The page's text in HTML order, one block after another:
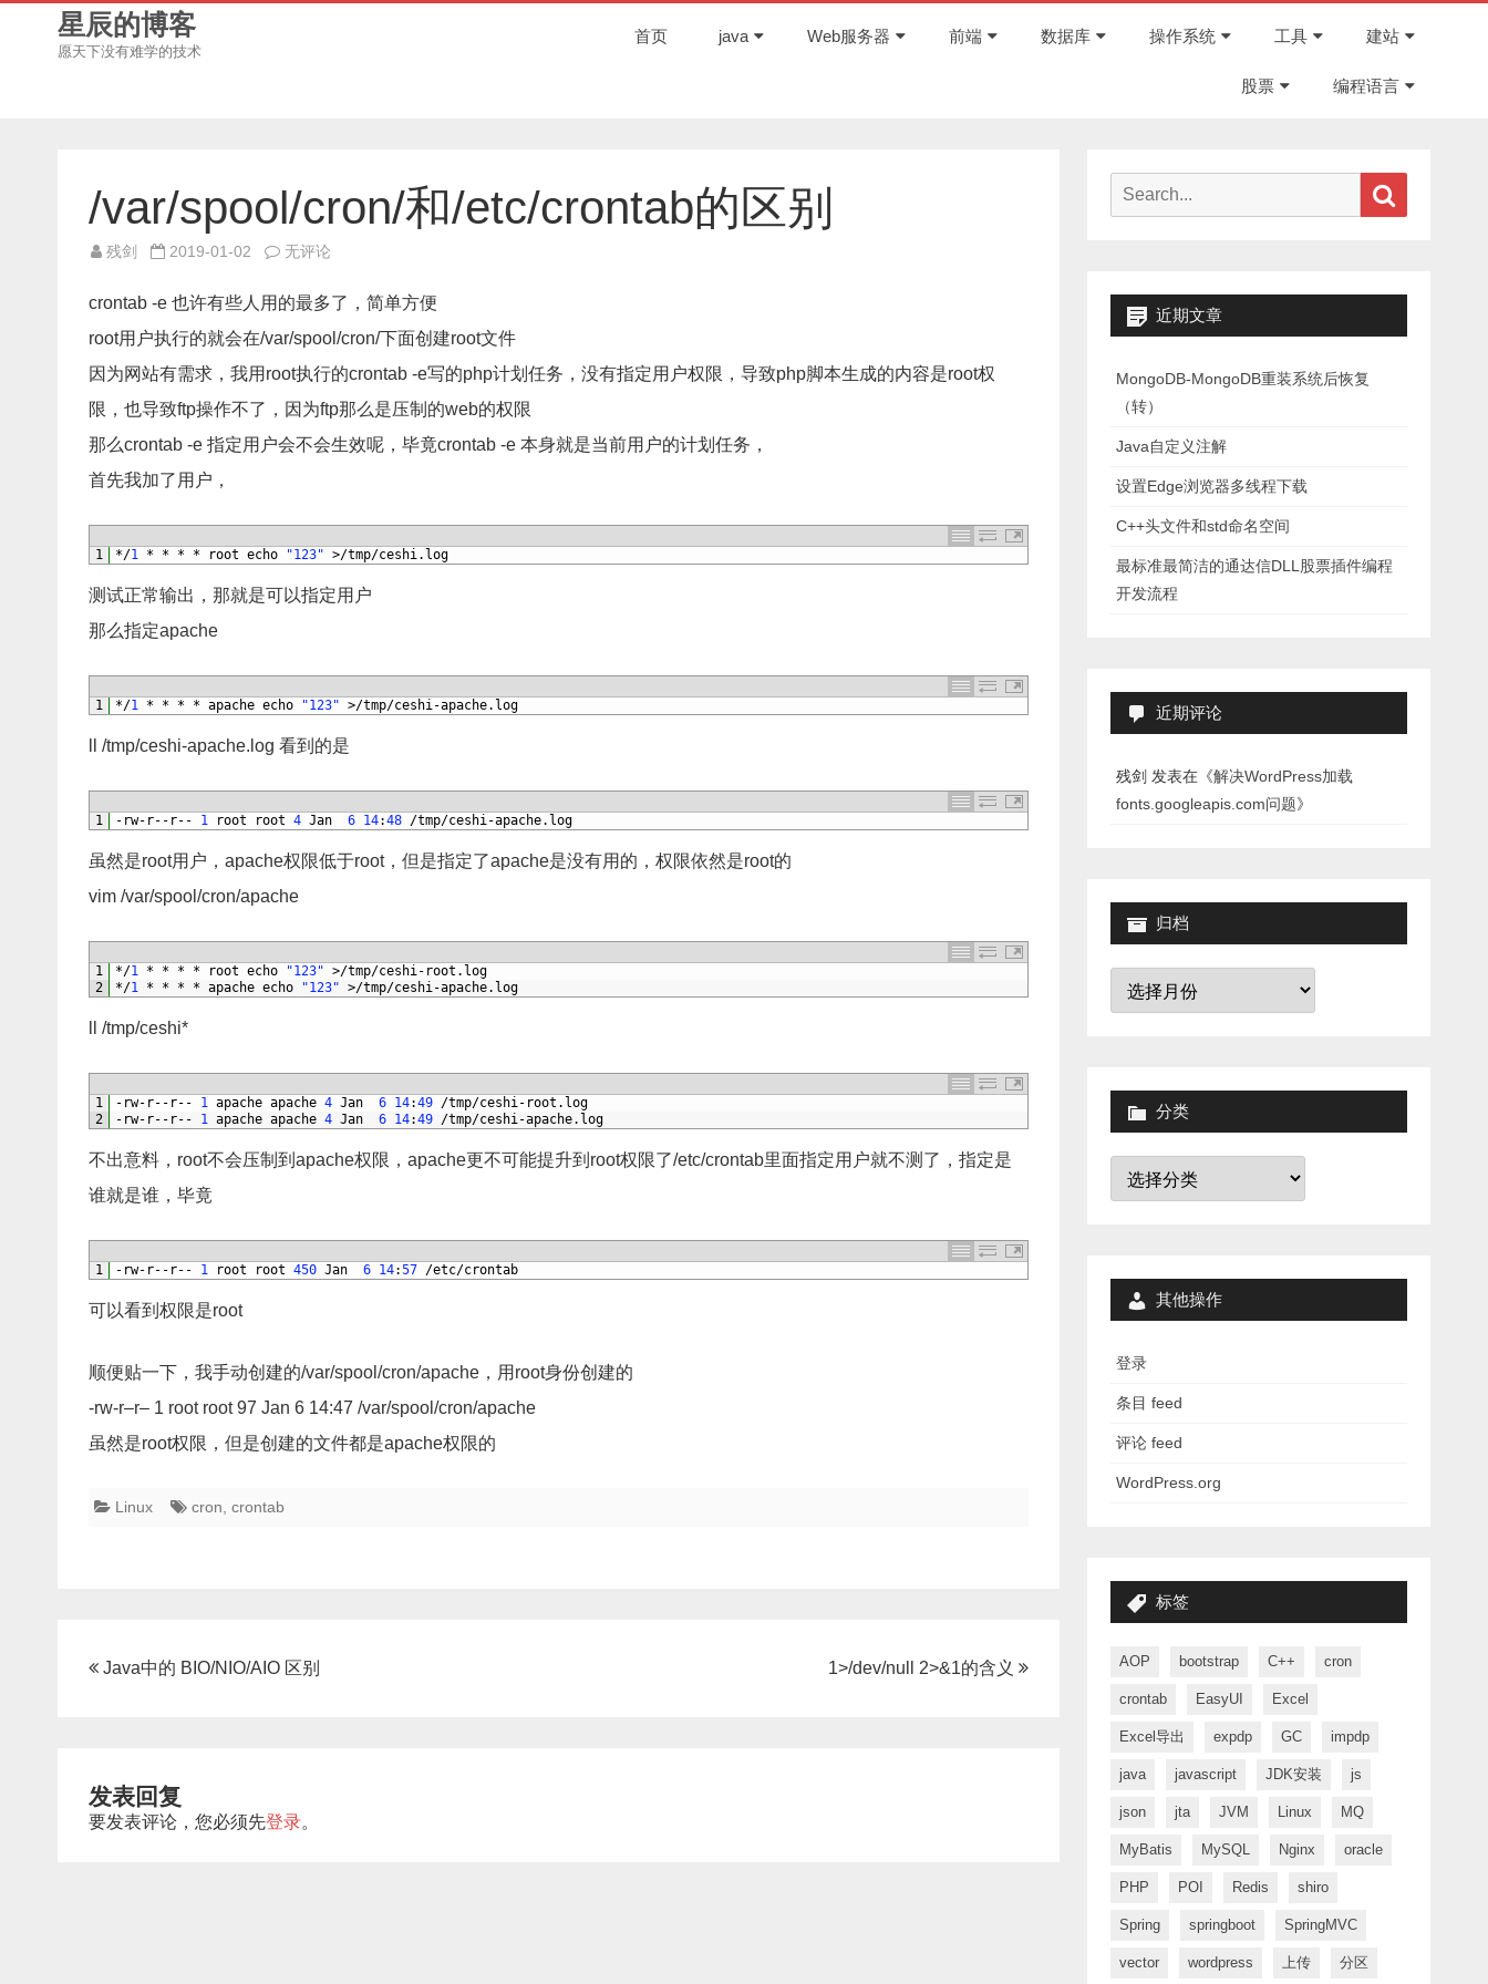
星辰的博客
愿天下没有难学的技术
首页 java Web服务器 前端 数据库 操作系统 工具 建站
股票 编程语言
/var/spool/cron/和/etc/crontab的区别
残剑 2019-01-02
/var/spool/cron/
区
别
无评论
crontab -e 也许有些人用的最多了，简单方便
root用户执行的就会在/var/spool/cron/下面创建root文件
因为网站有需求，我用root执行的crontab -e写的php计划任务，没有指定用户权限，导致php脚本生成的内容是root权
限，也导致ftp操作不了，因为ftp那么是压制的web的权限
那么crontab -e 指定用户会不会生效呢，毕竟crontab -e 本身就是当前用户的计划任务，
首先我加了用户，
1 */1 * * * * root echo "123" >/tmp/ceshi. log
测试正常输出，那就是可以指定用户
那么指定apache
1 */1 * * * * apache echo "123" >/tmp/ceshi-apache. log
ll /tmp/ceshi-apache.log 看到的是
1 - rw- r-- r-- 1 root root 4 Jan 6 14:48 /tmp/ceshi-apache. log
虽然是root用户，apache权限低于root，但是指定了apache是没有用的，权限依然是root的
vim /var/spool/cron/apache
1
2
*/1 * * * * root echo "123" >/tmp/ceshi- root . log
*/1 * * * * apache echo "123" >/tmp/ceshi-apache. log
ll /tmp/ceshi*
1
2
- rw- r-- r-- 1 apache apache 4 Jan 6 14:49 /tmp/ceshi- root . log
- rw- r-- r-- 1 apache apache 4 Jan 6 14:49 /tmp/ceshi-apache. log
不出意料，root不会压制到apache权限，apache更不可能提升到root权限了/etc/crontab里面指定用户就不测了，指定是
谁就是谁，毕竟
1 - rw- r-- r-- 1 root root 450 Jan 6 14:57 /etc/crontab
可以看到权限是root
顺便贴一下，我手动创建的/var/spool/cron/apache，用root身份创建的
-rw-r–r– 1 root root 97 Jan 6 14:47 /var/spool/cron/apache
虽然是root权限，但是创建的文件都是apache权限的
Linux cron crontab
文Java中的 BIO/NIO/AIO 区别 1>/dev/null 2>&1的含义
发表回复
要发表评论，您必须先登录。
Search
近期文章
MongoDB-MongoDB重装系统后恢复
（转）
Java自定义注解
设置Edge浏览器多线程下载
C++头文件和std命名空间
最标准最简洁的通达信DLL股票插件编程
开发流程
近期评论
残剑 发表在《解决WordPress加载
fonts.googleapis.com问题》
归档
归
分类
分
其他操作
登录
条目 feed
评论 feed
WordPress.org
标签
AOP bootstrap C++ cron
crontab EasyUI Excel
Excel导出 expdp GC impdp
java javascript JDK安装 js
json jta JVM Linux MQ
MyBatis MySQL Nginx oracle
PHP POI Redis shiro
Spring springboot SpringMVC
vector wordpress 上传 分区